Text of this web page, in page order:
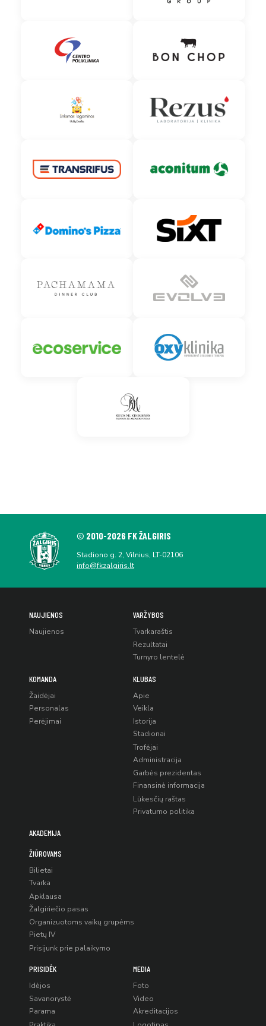
© 2010-2026 FK ŽALGIRIS
Stadiono g. 2, Vilnius, LT-02106
info@fkzalgiris.lt
NAUJIENOS
Naujienos
VARŽYBOS
Tvarkaraštis
Rezultatai
Turnyro lentelė
KOMANDA
Žaidėjai
Personalas
Perėjimai
KLUBAS
Apie
Veikla
Istorija
Stadionai
Trofėjai
Administracija
Garbės prezidentas
Finansinė informacija
Lūkesčių raštas
Privatumo politika
AKADEMIJA
ŽIŪROVAMS
Bilietai
Tvarka
Apklausa
Žalgiriečio pasas
Organizuotoms vaikų grupėms
Pietų IV
Prisijunk prie palaikymo
PRISIDĖK
Idėjos
Savanorystė
Parama
MEDIA
Foto
Video
Akreditacijos